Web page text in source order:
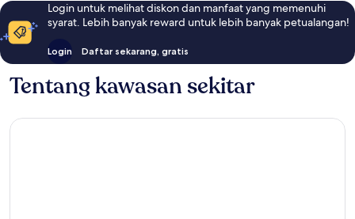
Login untuk melihat diskon dan manfaat yang memenuhi
syarat. Lebih banyak reward untuk lebih banyak petualangan!
Login Daftar sekarang, gratis
Tentang kawasan sekitar